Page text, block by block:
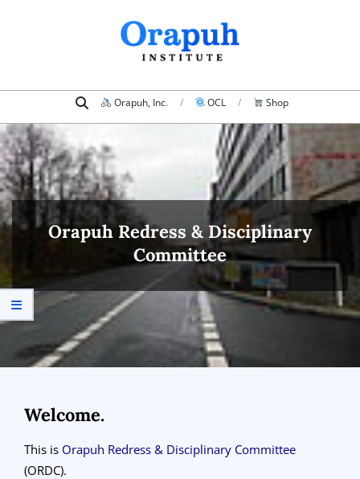
Navigation
Menu
Search Orapuh, Inc. OCL Shop
Orapuh Redress & Disciplinary
Committee
Welcome.
This is Orapuh Redress & Disciplinary Committee
(ORDC).